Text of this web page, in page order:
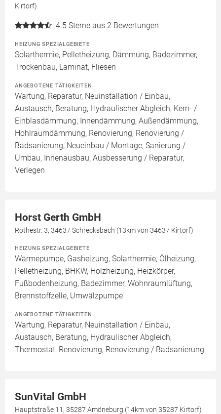
Kirtorf)
4.5 Sterne aus 2 Bewertungen
HEIZUNG SPEZIALGEBIETE
Solarthermie, Pelletheizung, Dämmung, Badezimmer,
Trockenbau, Laminat, Fliesen
ANGEBOTENE TÄTIGKEITEN
Wartung, Reparatur, Neuinstallation / Einbau,
Austausch, Beratung, Hydraulischer Abgleich, Kern- /
Einblasdämmung, Innendämmung, Außendämmung,
Hohlraumdämmung, Renovierung, Renovierung /
Badsanierung, Neueinbau / Montage, Sanierung /
Umbau, Innenausbau, Ausbesserung / Reparatur,
Verlegen
Horst Gerth GmbH
Röthestr. 3, 34637 Schrecksbach (13km von 34637 Kirtorf)
HEIZUNG SPEZIALGEBIETE
Wärmepumpe, Gasheizung, Solarthermie, Ölheizung,
Pelletheizung, BHKW, Holzheizung, Heizkörper,
Fußbodenheizung, Badezimmer, Wohnraumlüftung,
Brennstoffzelle, Umwälzpumpe
ANGEBOTENE TÄTIGKEITEN
Wartung, Reparatur, Neuinstallation / Einbau,
Austausch, Beratung, Hydraulischer Abgleich,
Thermostat, Renovierung, Renovierung / Badsanierung
SunVital GmbH
Hauptstraße 11, 35287 Amöneburg (14km von 35287 Kirtorf)